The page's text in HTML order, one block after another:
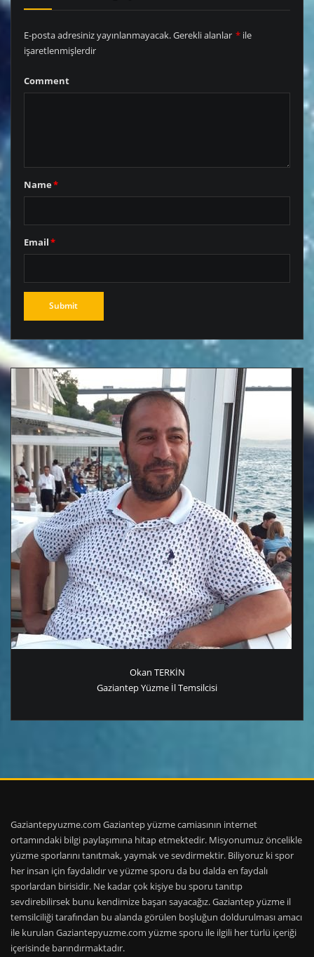
E-posta adresiniz yayınlanmayacak.Gerekli alanlar * ile
işaretlenmişlerdir
Comment
Name*
Email*
Okan TERKİN
Gaziantep Yüzme İl Temsilcisi
Gaziantepyuzme.com Gaziantep yüzme camiasının internet
ortamındaki bilgi paylaşımına hitap etmektedir. Misyonumuz öncelikle
yüzme sporlarını tanıtmak, yaymak ve sevdirmektir. Biliyoruz ki spor
her insan için faydalıdır ve yüzme sporu da bu dalda en faydalı
sporlardan birisidir. Ne kadar çok kişiye bu sporu tanıtıp
sevdirebilirsek bunu kendimize başarı sayacağız. Gaziantep yüzme il
temsilciliği tarafından bu alanda görülen boşluğun doldurulması amacı
ile kurulan Gaziantepyuzme.com yüzme sporu ile ilgili her türlü içeriği
içerisinde barındırmaktadır.